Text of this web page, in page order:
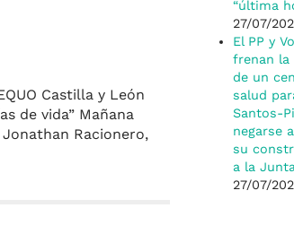
Castilla y León
de vida” Mañana
Racionero,
“última
27/07/
El PP y
frenan la
de un
salud
Santos-
negarse
su
a la
27/07/